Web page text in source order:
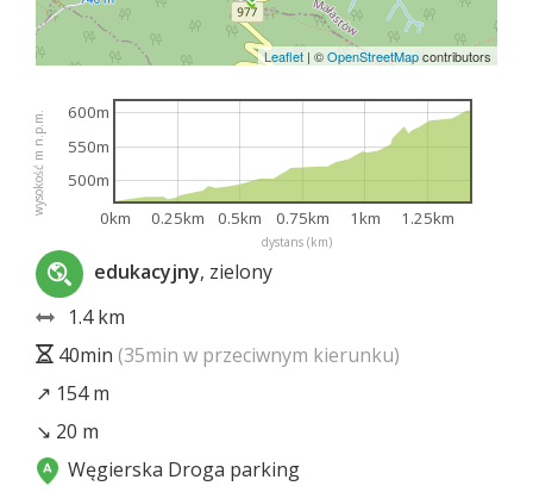
Leaflet | ©OpenStreetMapcontributors
dystans (km)
wysokość m n.p.m.
0km 0.25km 0.5km 0.75km 1km 1.25km
500m
550m
600m
edukacyjny, zielony
1.4 km
40min (35min w przeciwnym kierunku)
↗ 154 m
↘ 20 m
Węgierska Droga parking